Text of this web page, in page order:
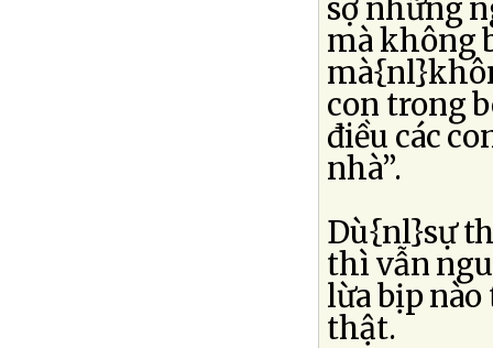
sợ những
mà không
con trong
điều các
nhà”.
Dù{nl}sự
thì vẫn
lừa bịp
thật.